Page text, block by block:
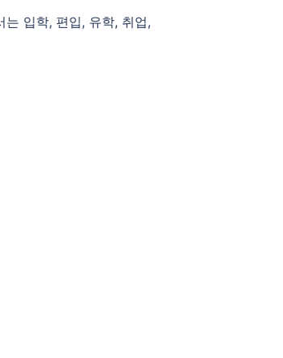
입학, 편입, 유학, 취업,